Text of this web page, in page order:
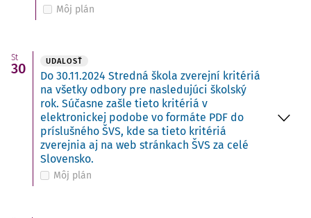
Môj plán
St
30 UDALOSŤ
Do 30.11.2024 Stredná škola zverejní kritériá
na všetky odbory pre nasledujúci školský
rok. Súčasne zašle tieto kritériá v
elektronickej podobe vo formáte PDF do
príslušného ŠVS, kde sa tieto kritériá
zverejnia aj na web stránkach ŠVS za celé
Slovensko.
Môj plán